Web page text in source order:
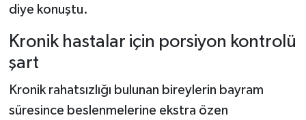
diye konuştu.
Kronik hastalar için porsiyon kontrolü
şart
Kronik rahatsızlığı bulunan bireylerin bayram
süresince beslenmelerine ekstra özen